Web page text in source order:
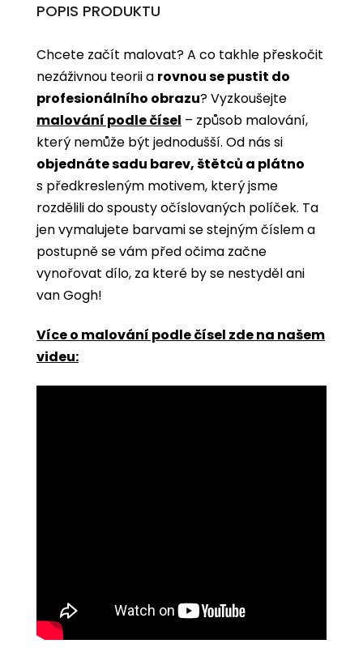
POPIS PRODUKTU
Chcete začít malovat? A co takhle přeskočit
nezáživnou teorii a rovnou se pustit do
profesionálního obrazu? Vyzkoušejte
malování podle čísel ­­– způsob malování,
který nemůže být jednodušší. Od nás si
objednáte sadu barev, štětců a plátno
s předkresleným motivem, který jsme
rozdělili do spousty očíslovaných políček. Ta
jen vymalujete barvami se stejným číslem a
postupně se vám před očima začne
vynořovat dílo, za které by se nestyděl ani
van Gogh!
Více o malování podle čísel zde na našem
videu: